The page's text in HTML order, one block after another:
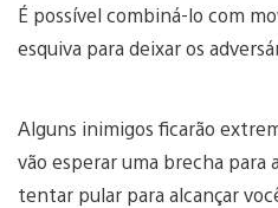
É possível combiná-lo com
esquiva para deixar os
Alguns inimigos ficarão
vão esperar uma brecha para
tentar pular para alcançar